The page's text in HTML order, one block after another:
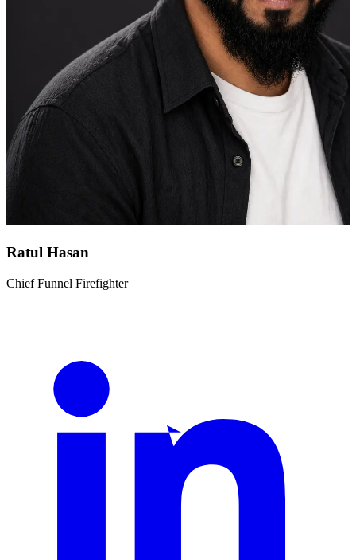
Ratul Hasan
Chief Funnel Firefighter